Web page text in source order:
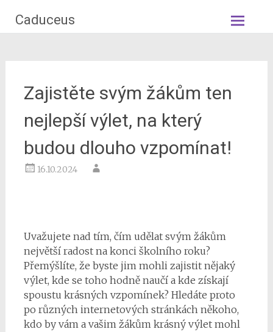
Caduceus
Skip
to
Zajistěte svým žákům ten
nejlepší výlet, na který
budou dlouho vzpomínat!
16.10.2024
Uvažujete nad tím, čím udělat svým žákům
největší radost na konci školního roku?
Přemýšlíte, že byste jim mohli zajistit nějaký
výlet, kde se toho hodně naučí a kde získají
spoustu krásných vzpomínek? Hledáte proto
po různých internetových stránkách někoho,
kdo by vám a vašim žákům krásný výlet mohl